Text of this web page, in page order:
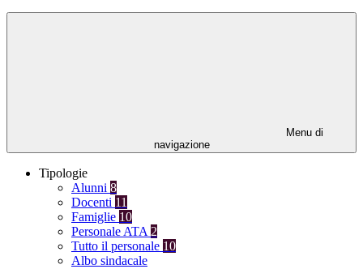
Menu di
navigazione
Tipologie
Alunni 8
Docenti 11
Famiglie 10
Personale ATA 2
Tutto il personale 10
Albo sindacale